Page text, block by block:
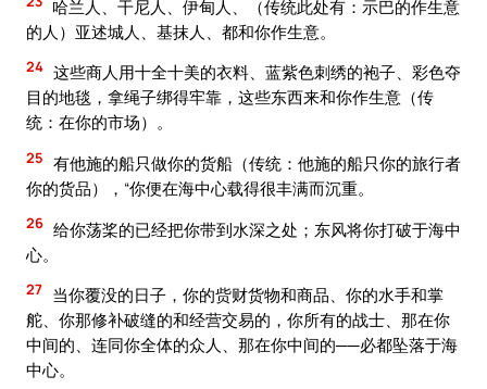
哈兰人、干尼人、伊甸人、（传统此处有：示巴的作生意
的人）亚述城人、基抹人、都和你作生意。
24 这些商人用十全十美的衣料、蓝紫色刺绣的袍子、彩色夺
目的地毯，拿绳子绑得牢靠，这些东西来和你作生意（传
统：在你的市场）。
25 有他施的船只做你的货船（传统：他施的船只你的旅行者
你的货品），“你便在海中心载得很丰满而沉重。
26 给你荡桨的已经把你带到水深之处；东风将你打破于海中
心。
27 当你覆没的日子，你的赀财货物和商品、你的水手和掌
舵、你那修补破缝的和经营交易的，你所有的战士、那在你
中间的、连同你全体的众人、那在你中间的──必都坠落于海
中心。